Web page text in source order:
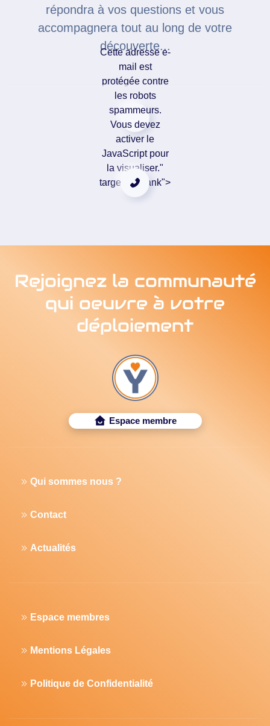
répondra à vos questions et vous
accompagnera tout au long de votre
découverte...
Cette adresse e-
mail est
protégée contre
les robots
spammeurs.
Vous devez
activer le
JavaScript pour
la visualiser."
target="_blank">
Rejoignez la communauté
qui oeuvre à votre
déploiement
Espace membre
Qui sommes nous ?
Contact
Actualités
Espace membres
Mentions Légales
Politique de Confidentialité